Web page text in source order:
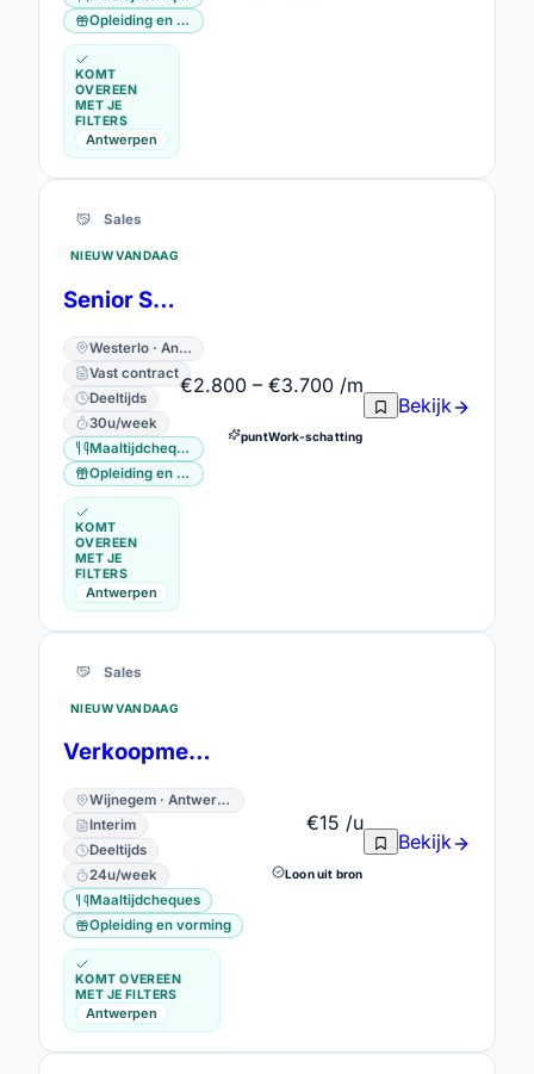
Opleiding en vorming
KOMT
OVEREEN
MET JE
FILTERS
Antwerpen
Sales
NIEUW VANDAAG
Senior Sales Advisor
Westerlo · Antwerpen
Vast contract
Deeltijds
30u/week
Maaltijdcheques
Opleiding en vorming
KOMT
OVEREEN
MET JE
FILTERS
Antwerpen
€2.800 – €3.700 /m
puntWork-schatting
Bekijk
Sales
NIEUW VANDAAG
Verkoopmedewerker/ Fashion Advisor Wijnegem 18 -24u (geen student)
Wijnegem · Antwerpen
Interim
Deeltijds
24u/week
Maaltijdcheques
Opleiding en vorming
KOMT OVEREEN
MET JE FILTERS
Antwerpen
€15 /u
Loon uit bron
Bekijk